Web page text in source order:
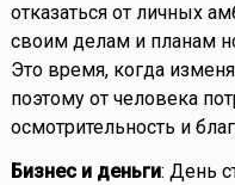
отказаться от личных
своим делам и планам
Это время, когда
поэтому от человека
осмотрительность и
Бизнес и деньги: День